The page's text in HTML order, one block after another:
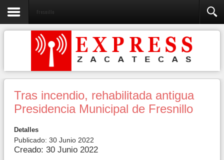
Fresnillo
Tras incendio, rehabilitada antigua
Presidencia Municipal de Fresnillo
Detalles
Publicado: 30 Junio 2022
Creado: 30 Junio 2022